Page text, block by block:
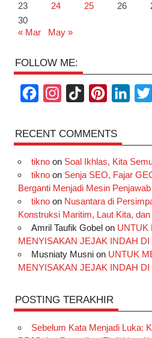
23
24 25 26
30
« Mar
May »
FOLLOW ME:
c
e
b
o
k
s
t
a
r
a
m
k
T
o
k
n
t
e
e
s
k
e
I
n
RECENT COMMENTS
tiknoon Soal Ikhlas, Kita
tiknoon Senja SEO, Fajar
Berganti Menjadi Mesin Penjawab
tiknoon Nusantara di
Konstruksi Maritim, Laut Kita,
Amril Taufik Gobelon UNTUK
MENYISAKAN JEJAK INDAH DI
Musniaty Musnion UNTUK
MENYISAKAN JEJAK INDAH DI
POSTING TERAKHIR
Sebelum Kata Menjadi Luka: